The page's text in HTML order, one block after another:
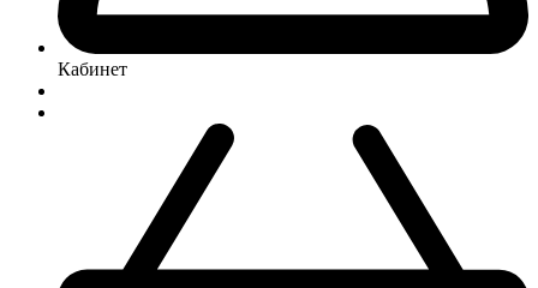
Кабинет